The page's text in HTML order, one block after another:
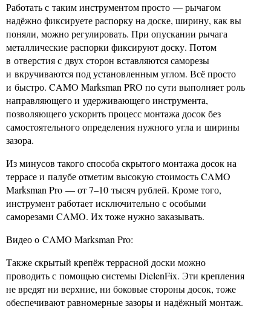
Работать с таким инструментом просто — рычагом
надёжно фиксируете распорку на доске, ширину, как вы
поняли, можно регулировать. При опускании рычага
металлические распорки фиксируют доску. Потом
в отверстия с двух сторон вставляются саморезы
и вкручиваются под установленным углом. Всё просто
и быстро. CAMO Marksman PRO по сути выполняет роль
направляющего и удерживающего инструмента,
позволяющего ускорить процесс монтажа досок без
самостоятельного определения нужного угла и ширины
зазора.
Из минусов такого способа скрытого монтажа досок на
террасе и палубе отметим высокую стоимость CAMO
Marksman Pro — от 7–10 тысяч рублей. Кроме того,
инструмент работает исключительно с особыми
саморезами CAMO. Их тоже нужно заказывать.
Видео о CAMO Marksman Pro:
Также скрытый крепёж террасной доски можно
проводить с помощью системы DielenFix. Эти крепления
не вредят ни верхние, ни боковые стороны досок, тоже
обеспечивают равномерные зазоры и надёжный монтаж.